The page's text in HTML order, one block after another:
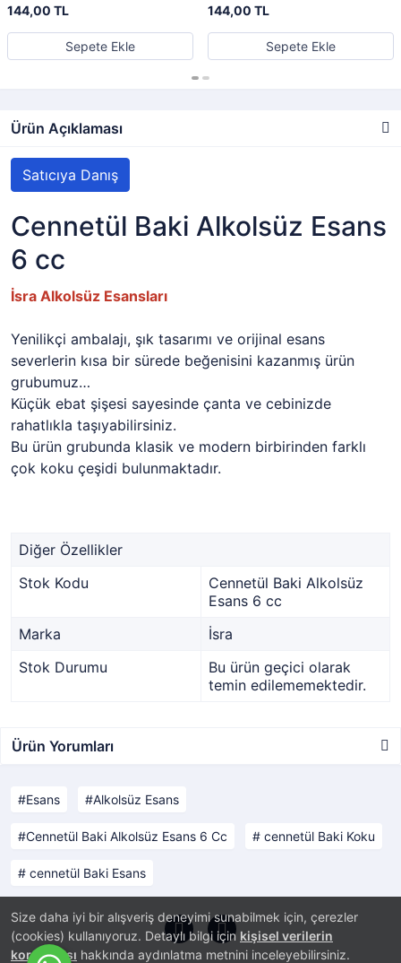
Size daha iyi bir alışveriş deneyimi sunabilmek için, çerezler
(cookies) kullanıyoruz. Detaylı bilgi için kişisel verilerin
korunması hakkında aydınlatma metnini inceleyebilirsiniz.
144,00 TL
Sepete Ekle
144,00 TL
Sepete Ekle
Ürün Açıklaması
Satıcıya Danış
Cennetül Baki Alkolsüz Esans
6 cc
İsra Alkolsüz Esansları
Yenilikçi ambalajı, şık tasarımı ve orijinal esans
severlerin kısa bir sürede beğenisini kazanmış ürün
grubumuz…
Küçük ebat şişesi sayesinde çanta ve cebinizde
rahatlıkla taşıyabilirsiniz.
Bu ürün grubunda klasik ve modern birbirinden farklı
çok koku çeşidi bulunmaktadır.
Diğer Özellikler
Stok Kodu
Cennetül Baki Alkolsüz
Esans 6 cc
Marka
İsra
Stok Durumu
Bu ürün geçici olarak
temin edilememektedir.
Ürün Yorumları
Esans Alkolsüz Esans
Cennetül Baki Alkolsüz Esans 6 Cc cennetül Baki Koku
cennetül Baki Esans